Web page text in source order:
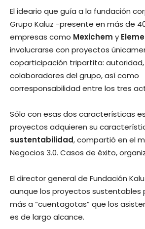
El ideario que guía a la fundación
Grupo Kaluz -presente en más de
empresas como Mexichem y
involucrarse con proyectos
coparticipación tripartita:
colaboradores del grupo, así como
corresponsabilidad entre los tres
Sólo con esas dos características
proyectos adquieren su
sustentabilidad, compartió en el
Negocios 3.0. Casos de éxito,
El director general de Fundación
aunque los proyectos sustentables
más a “cuentagotas” que los
es de largo alcance.